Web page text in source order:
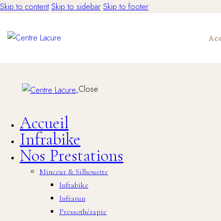
Skip to content Skip to sidebar Skip to footer
Close
Accueil
Infrabike
Nos Prestations
Minceur & Silhouette
Infrabike
Infrarun
Pressothérapie